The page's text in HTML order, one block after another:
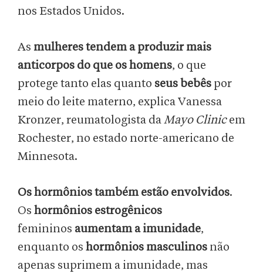
nos Estados Unidos.
As mulheres tendem a produzir mais
anticorpos do que os homens, o que
protege tanto elas quanto seus bebês por
meio do leite materno, explica Vanessa
Kronzer, reumatologista daMayo Clinicem
Rochester, no estado norte-americano de
Minnesota.
Os hormônios também estão envolvidos.
Os hormônios estrogênicos
femininos aumentam a imunidade,
enquanto os hormônios masculinos não
apenas suprimem a imunidade, mas